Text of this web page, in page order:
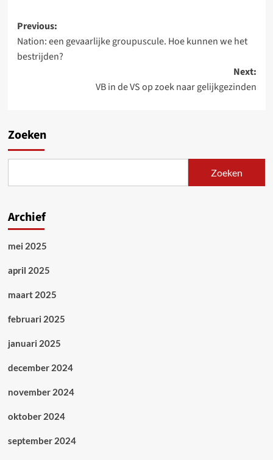
Post
navigation
Previous:
Nation: een gevaarlijke groupuscule. Hoe kunnen we het
bestrijden?
Next:
VB in de VS op zoek naar gelijkgezinden
Zoeken
Zoeken
Archief
mei 2025
april 2025
maart 2025
februari 2025
januari 2025
december 2024
november 2024
oktober 2024
september 2024